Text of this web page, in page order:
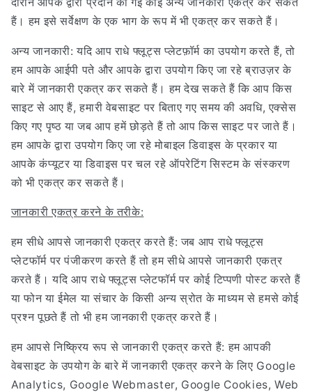
हैं। हम इसे सर्वेक्षण के एक भाग के रूप में भी एकत्र कर सकते हैं।
अन्य जानकारी: यदि आप राधे फ्लूट्स प्लेटफ़ॉर्म का उपयोग करते हैं, तो
हम आपके आईपी पते और आपके द्वारा उपयोग किए जा रहे ब्राउज़र के
बारे में जानकारी एकत्र कर सकते हैं। हम देख सकते हैं कि आप किस
साइट से आए हैं, हमारी वेबसाइट पर बिताए गए समय की अवधि, एक्सेस
किए गए पृष्ठ या जब आप हमें छोड़ते हैं तो आप किस साइट पर जाते हैं।
हम आपके द्वारा उपयोग किए जा रहे मोबाइल डिवाइस के प्रकार या
आपके कंप्यूटर या डिवाइस पर चल रहे ऑपरेटिंग सिस्टम के संस्करण
को भी एकत्र कर सकते हैं।
जानकारी एकत्र करने के तरीके:
हम सीधे आपसे जानकारी एकत्र करते हैं: जब आप राधे फ्लूट्स
प्लेटफॉर्म पर पंजीकरण करते हैं तो हम सीधे आपसे जानकारी एकत्र
करते हैं। यदि आप राधे फ्लूट्स प्लेटफॉर्म पर कोई टिप्पणी पोस्ट करते हैं
या फोन या ईमेल या संचार के किसी अन्य स्रोत के माध्यम से हमसे कोई
प्रश्न पूछते हैं तो भी हम जानकारी एकत्र करते हैं।
हम आपसे निष्क्रिय रूप से जानकारी एकत्र करते हैं: हम आपकी
वेबसाइट के उपयोग के बारे में जानकारी एकत्र करने के लिए Google
Analytics, Google Webmaster, Google Cookies, Web